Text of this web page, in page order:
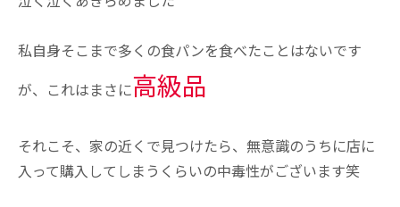
私自身そこまで多くの食パンを食べたことはないです
が、これはまさに高級品
それこそ、家の近くで見つけたら、無意識のうちに店に
入って購入してしまうくらいの中毒性がございます笑